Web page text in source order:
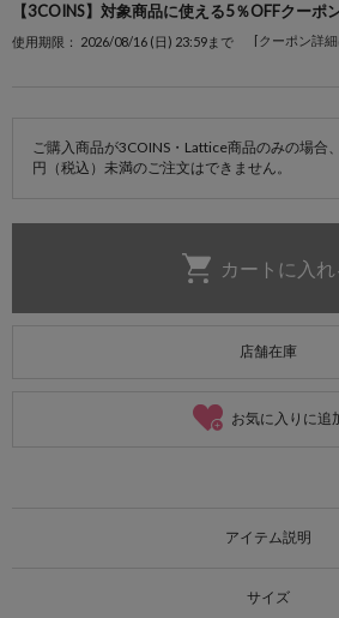
【3COINS】対象商品に使える5％OFFクーポ
使用期限： 2026/08/16 (日) 23:59まで [クーポン詳
ご購入商品が3COINS・Lattice商品のみの場合
円（税込）未満のご注文はできません。
店舗在庫
お気に入りに追
アイテム説明
サイズ